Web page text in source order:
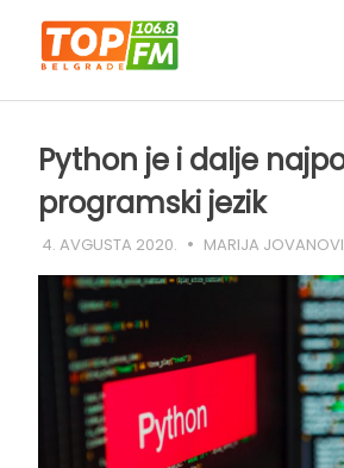
content
Python je i dalje
programski jezik
4. AVGUSTA 2020. MARIJA